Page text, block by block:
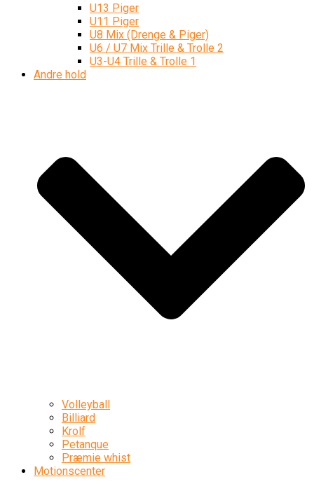
U13 Piger
U11 Piger
U8 Mix (Drenge & Piger)
U6 / U7 Mix Trille & Trolle 2
U3-U4 Trille & Trolle 1
Andre hold
Volleyball
Billiard
Krolf
Petanque
Præmie whist
Motionscenter